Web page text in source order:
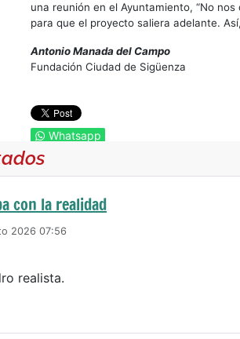
con la realidad
2026 07:56
realista.
una reunión en el Ayuntamiento, “No
para que el proyecto saliera adelante.
Antonio Manada del Campo
Fundación Ciudad de Sigüenza
Whatsapp